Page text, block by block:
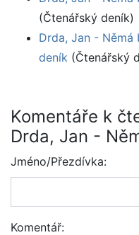
(Čtenářský deník)
Drda, Jan -
deník (Čtenářský
Komentáře k
Drda, Jan -
Jméno/Přezdívka:
Komentář: